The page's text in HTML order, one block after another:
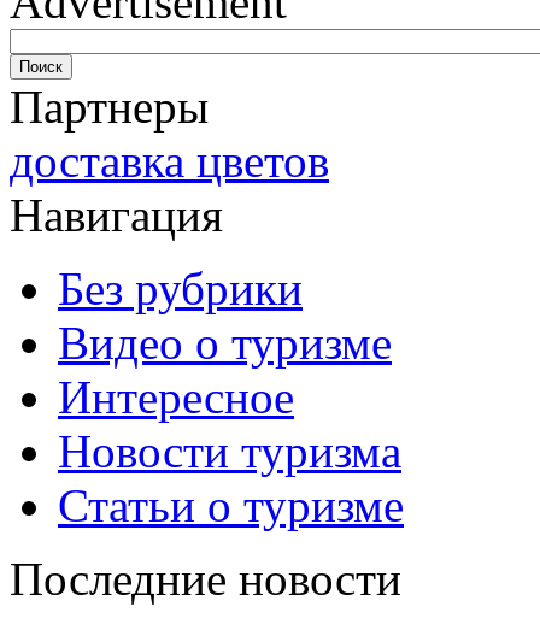
Партнеры
доставка цветов
Навигация
Без рубрики
Видео о туризме
Интересное
Новости туризма
Статьи о туризме
Последние новости